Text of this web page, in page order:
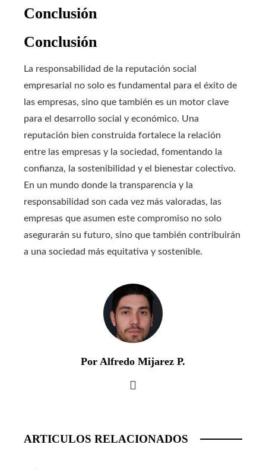
Conclusión
Conclusión
La responsabilidad de la reputación social
empresarial no solo es fundamental para el éxito de
las empresas, sino que también es un motor clave
para el desarrollo social y económico. Una
reputación bien construida fortalece la relación
entre las empresas y la sociedad, fomentando la
confianza, la sostenibilidad y el bienestar colectivo.
En un mundo donde la transparencia y la
responsabilidad son cada vez más valoradas, las
empresas que asumen este compromiso no solo
asegurarán su futuro, sino que también contribuirán
a una sociedad más equitativa y sostenible.
Por Alfredo Mijarez P.
ARTICULOS RELACIONADOS